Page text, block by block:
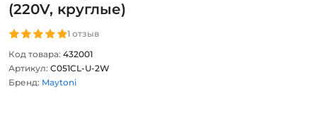
(220V, круглые)
1 отзыв
Код товара: 432001
Артикул: C051CL-U-2W
Бренд: Maytoni